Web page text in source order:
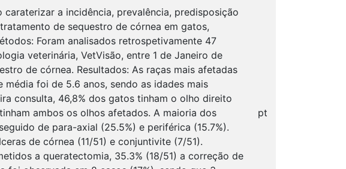
a incidência, prevalência, predisposição
de sequestro de córnea em gatos,
Foram analisados retrospetivamente 47
veterinária, VetVisão, entre 1 de Janeiro de
de córnea. Resultados: As raças mais afetadas
média foi de 5.6 anos, sendo as idades mais
consulta, 46,8% dos gatos tinham o olho direito
ambos os olhos afetados. A maioria dos
de para-axial (25.5%) e periférica (15.7%).
de córnea (11/51) e conjuntivite (7/51).
a queratectomia, 35.3% (18/51) a correção de
pt